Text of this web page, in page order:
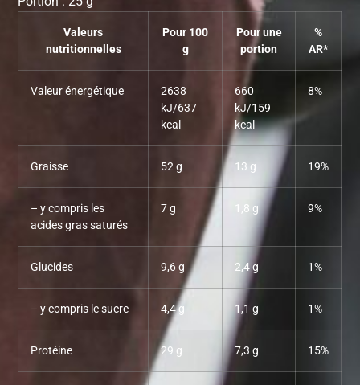
Valeurs
nutritionnelles
Pour 100
g
Pour une
portion
%
AR*
Valeur énergétique
2638
kJ/637
kcal
660
kJ/159
kcal
8%
Graisse 52 g 13 g 19%
– y compris les
acides gras saturés
7 g 1,8 g 9%
Glucides 9,6 g 2,4 g 1%
– y compris le sucre 4,4 g 1,1 g 1%
Protéine 29 g 7,3 g 15%